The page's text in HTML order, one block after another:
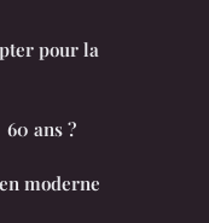
pour la
ans ?
moderne